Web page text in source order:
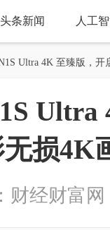
头条新闻 人工
Ultra 4K 至臻版，
损4K
经财富网